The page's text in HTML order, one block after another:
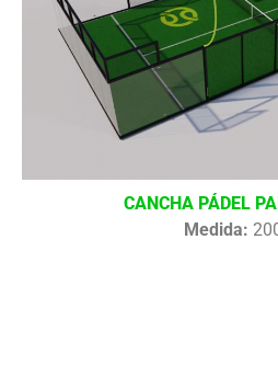
CANCHA PÁDEL
Medida: